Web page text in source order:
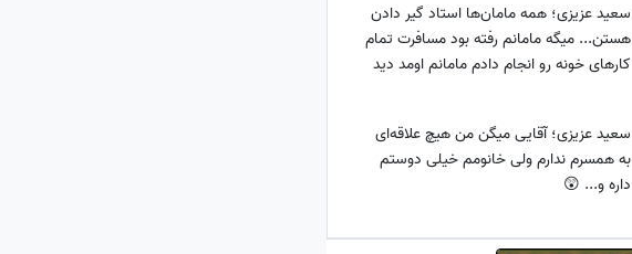
سعید عزیزی؛ همه مامان‌ها استاد گیر دادن
هستن... میگه مامانم رفته بود مسافرت تمام
کارهای خونه رو انجام دادم مامانم اومد دید
سعید عزیزی؛ آقایی میگن من هیچ علاقه‌ای
به همسرم ندارم ولی خانومم خیلی دوستم
داره و... 😲